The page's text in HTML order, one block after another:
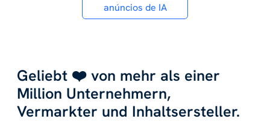
anúncios de IA
Geliebt ❤️ von mehr als einer
Million Unternehmern,
Vermarkter und Inhaltsersteller.